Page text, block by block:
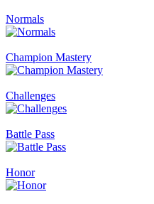
Normals
Champion Mastery
Challenges
Battle Pass
Honor